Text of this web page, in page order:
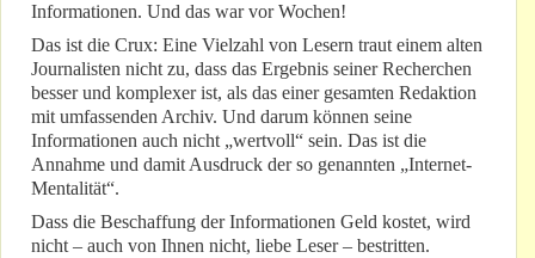
Informationen. Und das war vor Wochen!
Das ist die Crux: Eine Vielzahl von Lesern traut einem alten
Journalisten nicht zu, dass das Ergebnis seiner Recherchen
besser und komplexer ist, als das einer gesamten Redaktion
mit umfassenden Archiv. Und darum können seine
Informationen auch nicht „wertvoll“ sein. Das ist die
Annahme und damit Ausdruck der so genannten „Internet-
Mentalität“.
Dass die Beschaffung der Informationen Geld kostet, wird
nicht – auch von Ihnen nicht, liebe Leser – bestritten.